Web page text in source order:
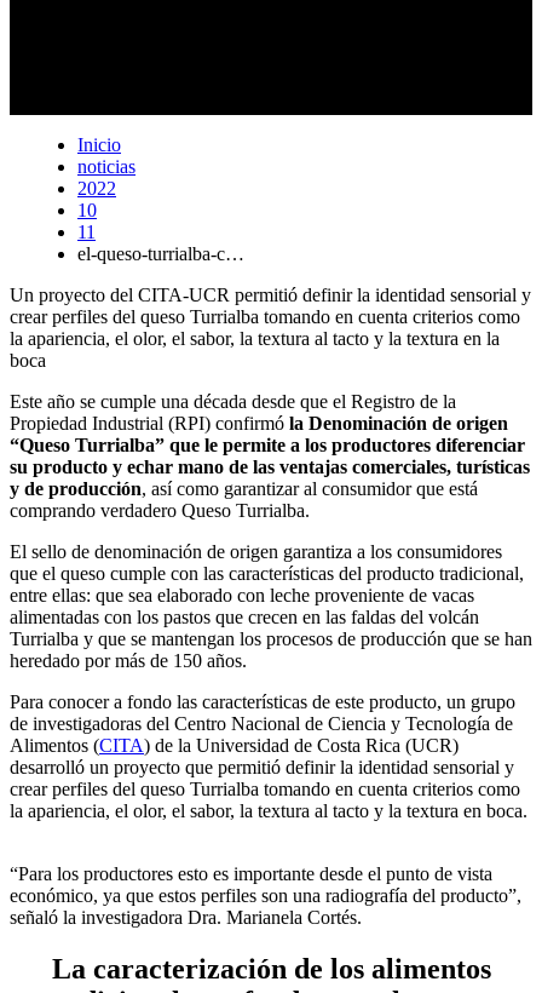
Inicio
noticias
2022
10
11
el-queso-turrialba-c…
Un proyecto del CITA-UCR permitió definir la identidad sensorial y
crear perfiles del queso Turrialba tomando en cuenta criterios como
la apariencia, el olor, el sabor, la textura al tacto y la textura en la
boca
Este año se cumple una década desde que el Registro de la
Propiedad Industrial (RPI) confirmó la Denominación de origen
“Queso Turrialba” que le permite a los productores diferenciar
su producto y echar mano de las ventajas comerciales, turísticas
y de producción, así como garantizar al consumidor que está
comprando verdadero Queso Turrialba.
El sello de denominación de origen garantiza a los consumidores
que el queso cumple con las características del producto tradicional,
entre ellas: que sea elaborado con leche proveniente de vacas
alimentadas con los pastos que crecen en las faldas del volcán
Turrialba y que se mantengan los procesos de producción que se han
heredado por más de 150 años.
Para conocer a fondo las características de este producto, un grupo
de investigadoras del Centro Nacional de Ciencia y Tecnología de
Alimentos (CITA) de la Universidad de Costa Rica (UCR)
desarrolló un proyecto que permitió definir la identidad sensorial y
crear perfiles del queso Turrialba tomando en cuenta criterios como
la apariencia, el olor, el sabor, la textura al tacto y la textura en boca.
“Para los productores esto es importante desde el punto de vista
económico, ya que estos perfiles son una radiografía del producto”,
señaló la investigadora Dra. Marianela Cortés.
La caracterización de los alimentos